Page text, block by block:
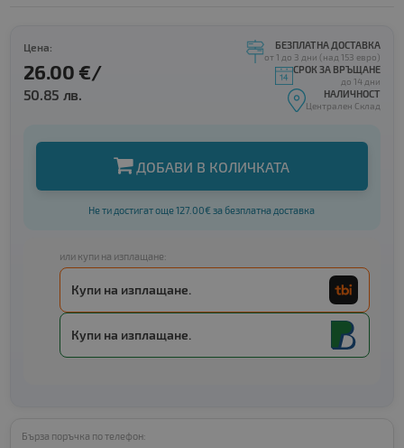
Цена:
26.00 €/
50.85 лв.
БЕЗПЛАТНА ДОСТАВКА
от 1 до 3 дни (над 153 евро)
СРОК ЗА ВРЪЩАНЕ
до 14 дни
НАЛИЧНОСТ
Централен Склад
ДОБАВИ В КОЛИЧКАТА
Не ти достигат още 127.00€ за безплатна доставка
или купи на изплащане:
Купи на изплащане.
Купи на изплащане.
Бърза поръчка по телефон: